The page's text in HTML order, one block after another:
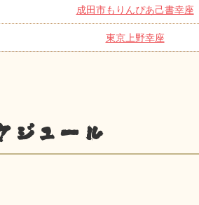
成田市もりんぴあ己書幸座
東京上野幸座
ジュール